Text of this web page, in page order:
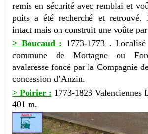
remis en sécurité avec remblai et
puits a été recherché et retrouvé.
intact mais on construit une voûte par
> Boucaud : 1773-1773 .
commune de Mortagne ou
avaleresse foncé par la Compagnie
concession d’Anzin.
> Poirier : 1773-1823 Valenciennes
401 m.